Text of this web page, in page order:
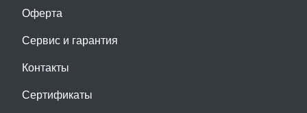
Оферта
Сервис и гарантия
Контакты
Сертификаты